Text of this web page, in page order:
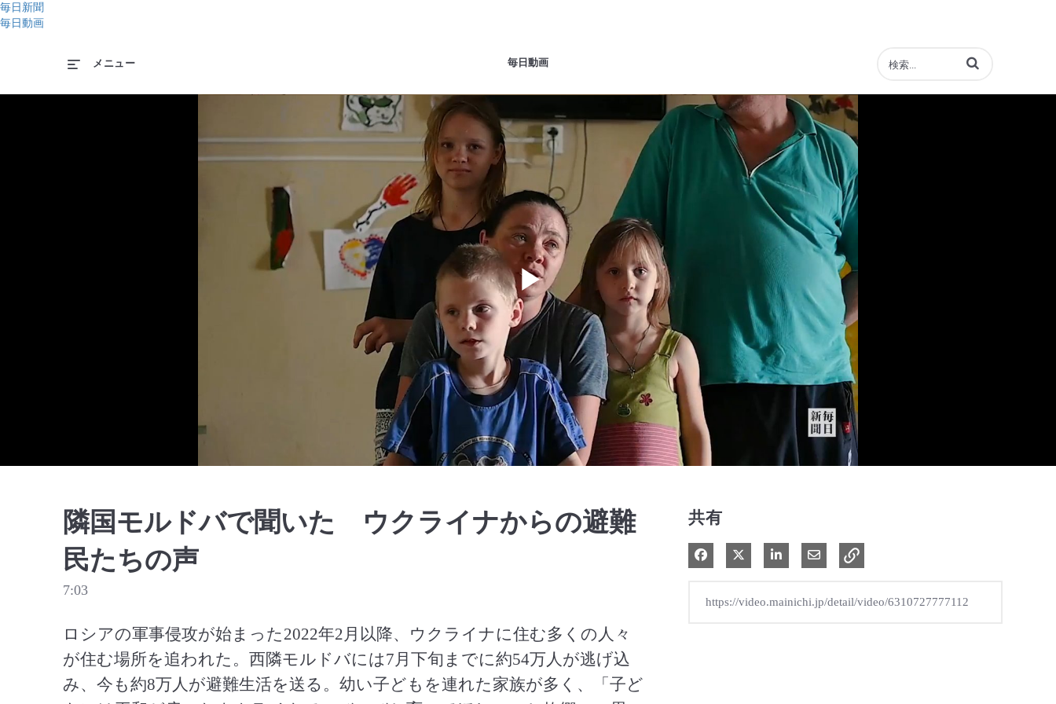
毎日新聞
毎日動画
毎日動画
メニュー 動画の検索語句を入力
Play
Video
隣国モルドバで聞いた ウクライナからの避難
民たちの声
7:03
ロシアの軍事侵攻が始まった2022年2月以降、ウクライナに住む多くの人々
が住む場所を追われた。西隣モルドバには7月下旬までに約54万人が逃げ込
み、今も約8万人が避難生活を送る。幼い子どもを連れた家族が多く、「子ど
共有
Facebook で共有
Xで共有する
LinkedIn で共有電子メールで共有